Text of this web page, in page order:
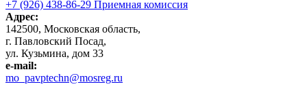
+7 (926) 438-86-29 Приемная комиссия
Адрес:
142500, Московская область,
г. Павловский Посад,
ул. Кузьмина, дом 33
e-mail:
mo_pavptechn@mosreg.ru